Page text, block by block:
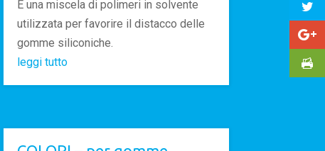
È una miscela di polimeri in solvente
utilizzata per favorire il distacco delle
gomme siliconiche.
leggi tutto